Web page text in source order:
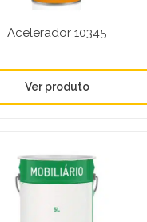
Acelerador 10345